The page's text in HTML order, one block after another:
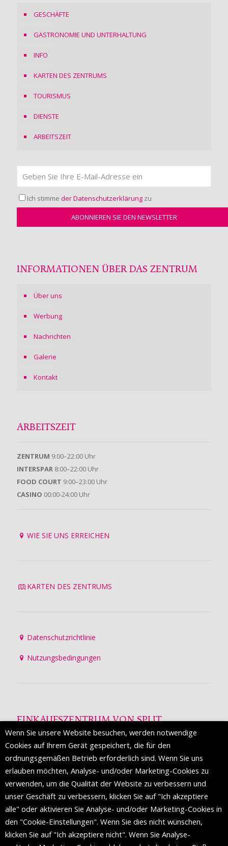
GESCHÄFTE
GASTRONOMIE UND UNTERHALTUNG
INFO
KARTEN DES ZENTRUMS
TOURISMUS
DIENSTE
ARBEITSZEIT
Ich stimme der Datenschutzerklärung zu
INFORMATIONEN ÜBER DAS ZENTRUM
Über uns
Werbung
Nachrichten
Galerie
Kontakt
ARBEITSZEIT
ZENTRUM 9:00–22:00 Uhr
INTERSPAR 8:00–22:00 Uhr
FOOD COURT 9:00–23:00 Uhr
CASINO 00:00-24:00 Uhr
WIE SIE UNS ERREICHEN
KARTEN DES ZENTRUMS
Datenschutzrichtlinie
Nutzungsbedingungen
EINKAUFSZENTRUM VON SPLIT
Die Mall of Split
ist ein prestigeträchtiges Einkaufsziel mit
etwa 200 Einzelhandelsmarken und einer Reihe von
Weltmodemarken, die zum ersten Mal in Split erscheinen.
FOLGEN SIE UNS
Wenn Sie unsere Website besuchen, werden notwendige
Cookies auf Ihrem Gerät gespeichert, die für den
ordnungsgemäßen Betrieb erforderlich sind. Wenn Sie uns
erlauben möchten, Analyse- und/oder Marketing-Cookies zu
verwenden, um die Qualität der Website zu verbessern und
unser Geschäft zu verbessern, klicken Sie auf "Ich akzeptiere
alle" oder aktivieren Sie Analyse- und/oder Marketing-Cookies in
den "Cookie-Einstellungen". Wenn Sie dies nicht wünschen,
klicken Sie auf "Ich akzeptiere nicht". Wenn Sie Analyse-